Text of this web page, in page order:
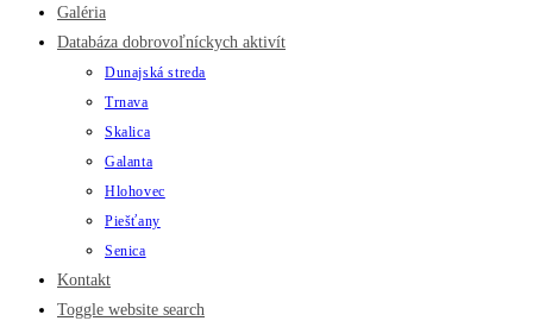
Galéria
Databáza dobrovoľníckych aktivít
Dunajská streda
Trnava
Skalica
Galanta
Hlohovec
Piešťany
Senica
Kontakt
Toggle website search